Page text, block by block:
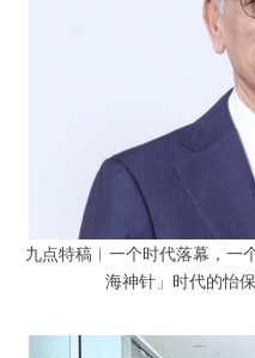
九点特稿︱一个时代落幕，一
海神针」时代的怡